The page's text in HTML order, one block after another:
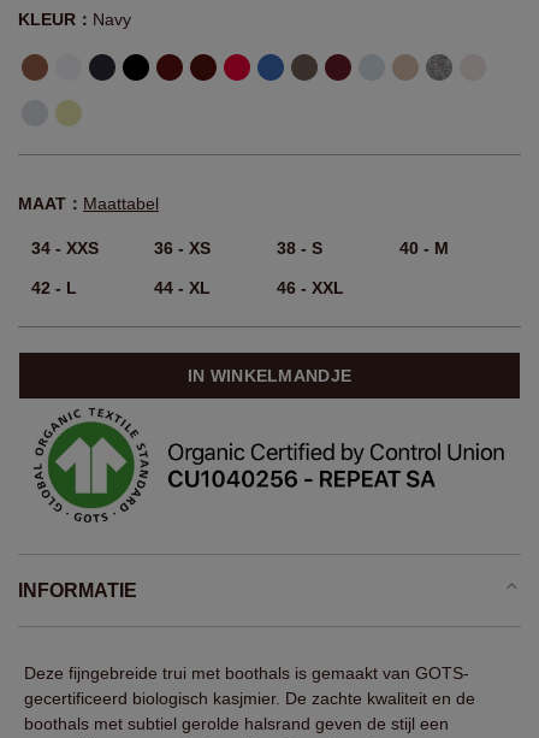
KLEUR： Navy
MAAT： Maattabel
34 - XXS 36 - XS 38 - S 40 - M
42 - L 44 - XL 46 - XXL
IN WINKELMANDJE
INFORMATIE
Deze fijngebreide trui met boothals is gemaakt van GOTS-
gecertificeerd biologisch kasjmier. De zachte kwaliteit en de
boothals met subtiel gerolde halsrand geven de stijl een